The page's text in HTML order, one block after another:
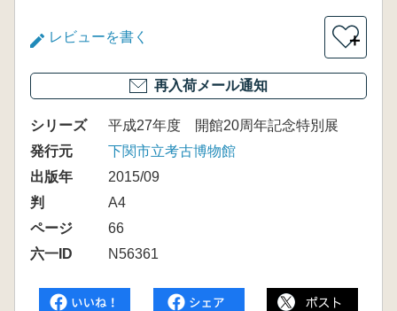
レビューを書く ＋
再入荷メール通知
シリーズ
平成27年度 開館20周年記念特別展
発行元
下関市立考古博物館
出版年
2015/09
判
A4
ページ
66
六一ID
N56361